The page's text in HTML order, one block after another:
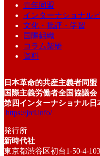
青年同盟
インターナショナル
文化・批評・学習
国際組織
コラム架橋
資料
日本革命的共産主義者同盟
国際主義労働者全国協議会
第四インターナショナル日
https://jrcl.info/
発行所
新時代社
東京都渋谷区初台1-50-4-103